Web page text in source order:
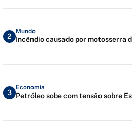
2
Mundo
Incêndio causado por motosserra
3
Economia
Petróleo sobe com tensão sobre